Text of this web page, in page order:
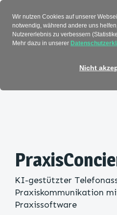
KI-gestützter
Praxiskommunikation
Praxissoftware
Wir nutzen Cookies auf unserer
notwendig, während andere uns
Nutzererlebnis zu verbessern
Mehr dazu in unserer
Nicht